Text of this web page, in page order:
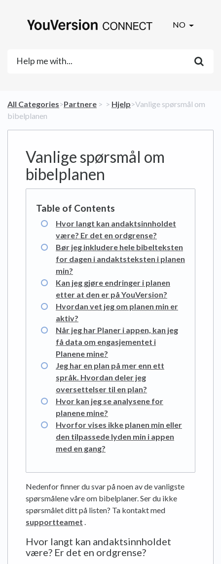
NO
All Categories​>​​Partnere ​ > ​ ​ > ​ ​Hjelp​>​ Vanlige spørsmål om
bibelplanen
Vanlige spørsmål om
bibelplanen
Hvor langt kan andaktsinnholdet
være? Er det en ordgrense?
Bør jeg inkludere hele bibelteksten
for dagen i andaktsteksten i planen
min?
Kan jeg gjøre endringer i planen
etter at den er på YouVersion?
Hvordan vet jeg om planen min er
aktiv?
Når jeg har Planer i appen, kan jeg
få data om engasjementet i
Planene mine?
Jeg har en plan på mer enn ett
språk. Hvordan deler jeg
oversettelser til en plan?
Hvor kan jeg se analysene for
planene mine?
Hvorfor vises ikke planen min eller
den tilpassede lyden min i appen
med en gang?
Nedenfor finner du svar på noen av de vanligste
spørsmålene våre om bibelplaner. Ser du ikke
spørsmålet ditt på listen? Ta kontakt med
supportteamet .
Hvor langt kan andaktsinnholdet
være? Er det en ordgrense?